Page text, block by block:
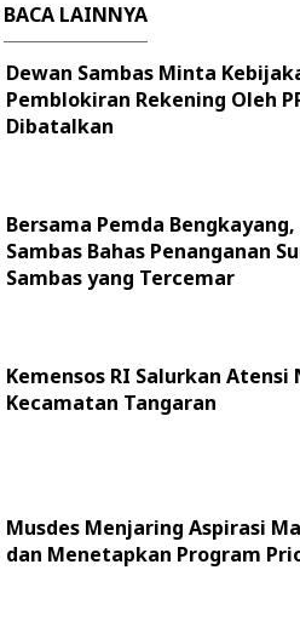
BACA LAINNYA
Dewan Sambas Minta
Pemblokiran Rekening Oleh
Dibatalkan ‎
Bersama Pemda Bengkayang,
Sambas Bahas Penanganan
Sambas yang Tercemar
Kemensos RI Salurkan Atensi
Kecamatan Tangaran
Musdes Menjaring Aspirasi
dan Menetapkan Program